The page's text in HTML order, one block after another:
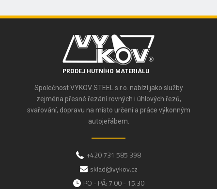
PRODEJ HUTNÍHO MATERIÁLU
Společnost VYKOV STEEL s.r.o. nabízí jako služby
zejména přesné řezání rovných i úhlových řezů,
svařování, dopravu na místo určení a práce výkonným
autojeřábem.
+420 731 585 398
sklad@vykov.cz
PO - PÁ: 7.00 - 15.30